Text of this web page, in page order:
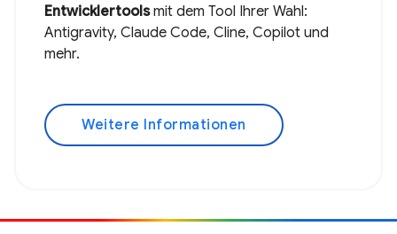
Entwicklertoolsmit dem Tool Ihrer Wahl:
Antigravity, Claude Code, Cline, Copilot und
mehr.
Weitere Informationen